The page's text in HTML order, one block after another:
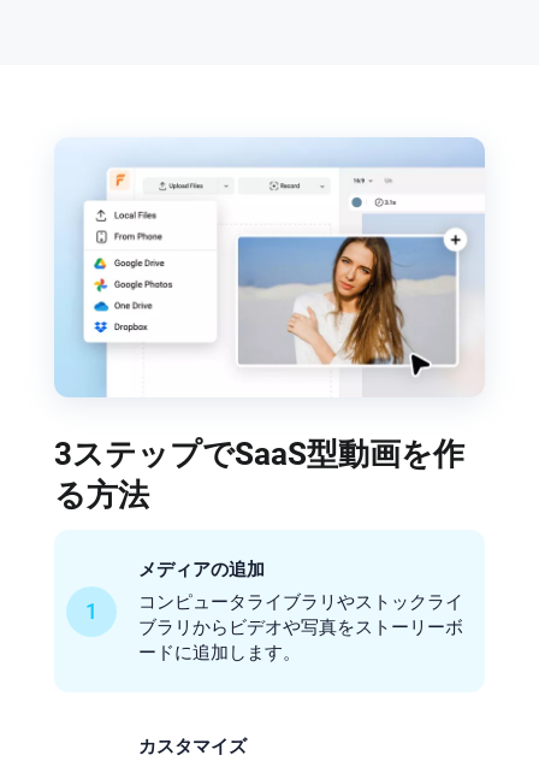
3ステップでSaaS型動画を作
る方法
1
メディアの追加
コンピュータライブラリやストックライ
ブラリからビデオや写真をストーリーボ
ードに追加します。
カスタマイズ